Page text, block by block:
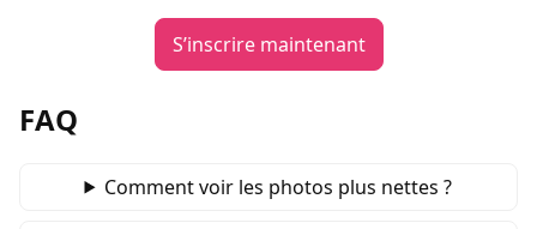
S’inscrire maintenant
FAQ
Comment voir les photos plus nettes ?